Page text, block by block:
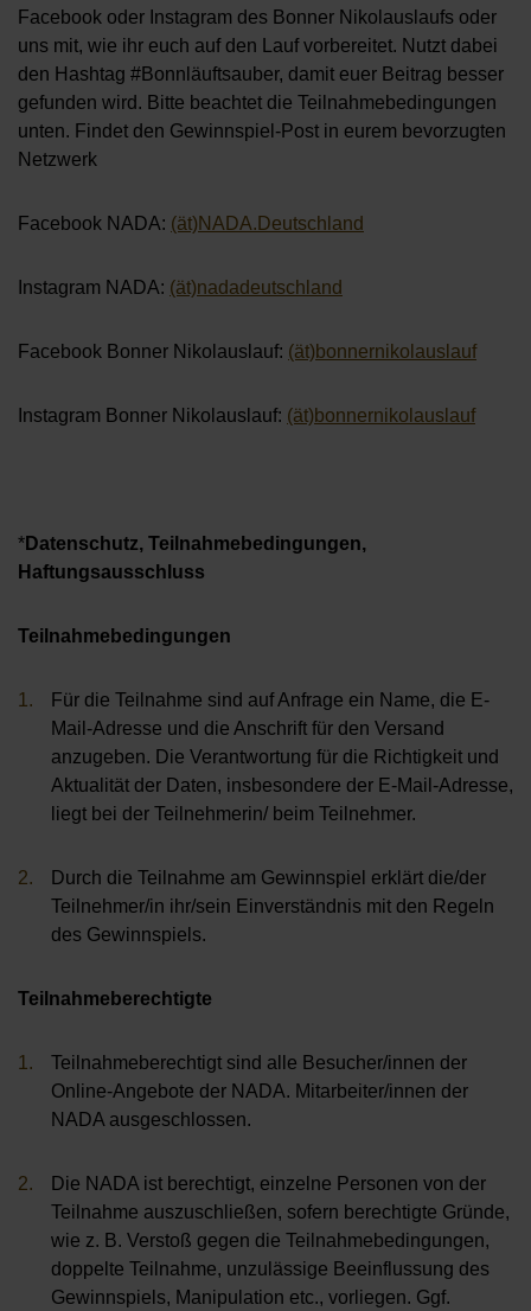
Facebook oder Instagram des Bonner Nikolauslaufs oder
uns mit, wie ihr euch auf den Lauf vorbereitet. Nutzt dabei
den Hashtag #Bonnläuftsauber, damit euer Beitrag besser
gefunden wird. Bitte beachtet die Teilnahmebedingungen
unten. Findet den Gewinnspiel-Post in eurem bevorzugten
Netzwerk
Facebook NADA: (ät)NADA.Deutschland
Instagram NADA: (ät)nadadeutschland
Facebook Bonner Nikolauslauf: (ät)bonnernikolauslauf
Instagram Bonner Nikolauslauf: (ät)bonnernikolauslauf
*Datenschutz, Teilnahmebedingungen,
Haftungsausschluss
Teilnahmebedingungen
Für die Teilnahme sind auf Anfrage ein Name, die E-
Mail-Adresse und die Anschrift für den Versand
anzugeben. Die Verantwortung für die Richtigkeit und
Aktualität der Daten, insbesondere der E-Mail-Adresse,
liegt bei der Teilnehmerin/ beim Teilnehmer.
Durch die Teilnahme am Gewinnspiel erklärt die/der
Teilnehmer/in ihr/sein Einverständnis mit den Regeln
des Gewinnspiels.
Teilnahmeberechtigte
Teilnahmeberechtigt sind alle Besucher/innen der
Online-Angebote der NADA. Mitarbeiter/innen der
NADA ausgeschlossen.
Die NADA ist berechtigt, einzelne Personen von der
Teilnahme auszuschließen, sofern berechtigte Gründe,
wie z. B. Verstoß gegen die Teilnahmebedingungen,
doppelte Teilnahme, unzulässige Beeinflussung des
Gewinnspiels, Manipulation etc., vorliegen. Ggf.